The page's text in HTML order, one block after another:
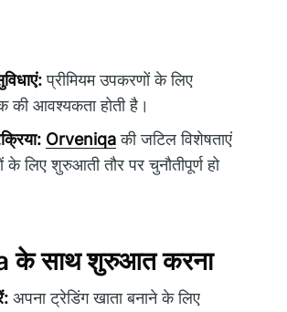
प्रीमियम उपकरणों के लिए
की आवश्यकता होती है।
Orveniqaकी जटिल विशेषताएं
लिए शुरुआती तौर पर चुनौतीपूर्ण हो
के साथ शुरुआत करना
अपना ट्रेडिंग खाता बनाने के लिए